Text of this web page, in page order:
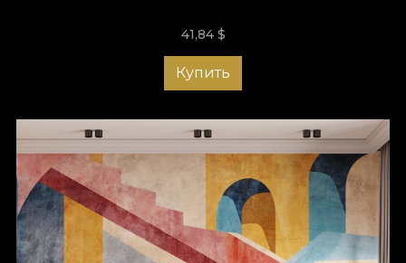
41,84 $
Купить